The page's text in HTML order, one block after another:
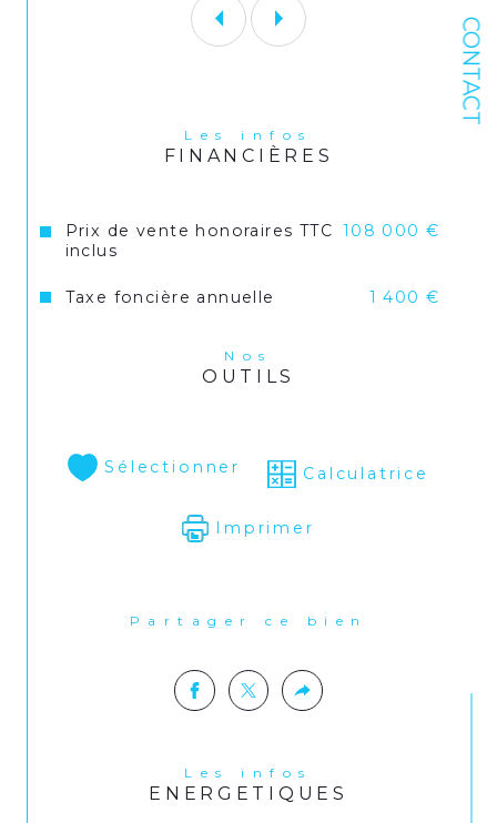
CONTACT
Les infos
FINANCIÈRES
Prix de vente honoraires TTC
inclus
108 000 €
Taxe foncière annuelle 1 400 €
Nos
OUTILS
Sélectionner Calculatrice
Imprimer
Partager ce bien
Les infos
ENERGETIQUES